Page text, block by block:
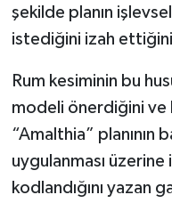
şekilde planın
istediğini izah
Rum kesiminin bu
modeli önerdiğini ve
“Amalthia” planının
uygulanması
kodlandığını yazan